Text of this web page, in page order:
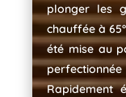
plonger les
chauffée à
été mise au
Rapidement